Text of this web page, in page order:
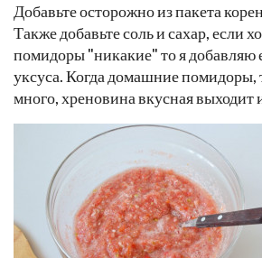
Добавьте осторожно из пакета
Также добавьте соль и сахар, если
помидоры "никакие" то я добавляю
уксуса. Когда домашние помидоры,
много, хреновина вкусная выходит